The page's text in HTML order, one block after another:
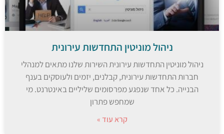
ניהול מוניטין התחדשות עירונית
ניהול מוניטין התחדשות עירונית השירות שלנו מתאים למנהלי
חברות התחדשות עירונית, קבלנים, יזמים ולעוסקים בענף
הבנייה. כל אחד שנפגע מפרסומים שליליים באינטרנט. מי
שמחפש פתרון
קרא עוד »